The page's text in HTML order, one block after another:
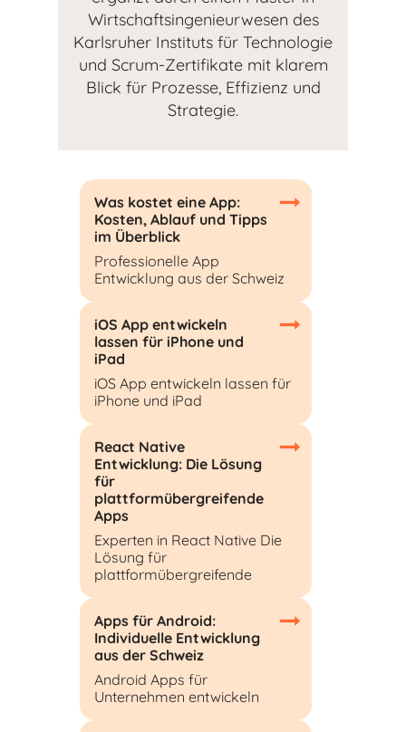
Wirtschaftsingenieurwesen des
Karlsruher Instituts für Technologie
und Scrum-Zertifikate mit klarem
Blick für Prozesse, Effizienz und
Strategie.
Was kostet eine App:
Kosten, Ablauf und Tipps
im Überblick
Professionelle App
Entwicklung aus der Schweiz
iOS App entwickeln
lassen für iPhone und
iPad
iOS App entwickeln lassen für
iPhone und iPad
React Native
Entwicklung: Die Lösung
für
plattformübergreifende
Apps
Experten in React Native Die
Lösung für
plattformübergreifende
Apps für Android:
Individuelle Entwicklung
aus der Schweiz
Android Apps für
Unternehmen entwickeln